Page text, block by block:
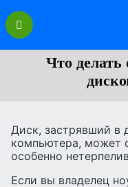
Перейти
содержаниюЧто делать
Диск, застрявший в
компьютера, может
особенно
Если вы владелец